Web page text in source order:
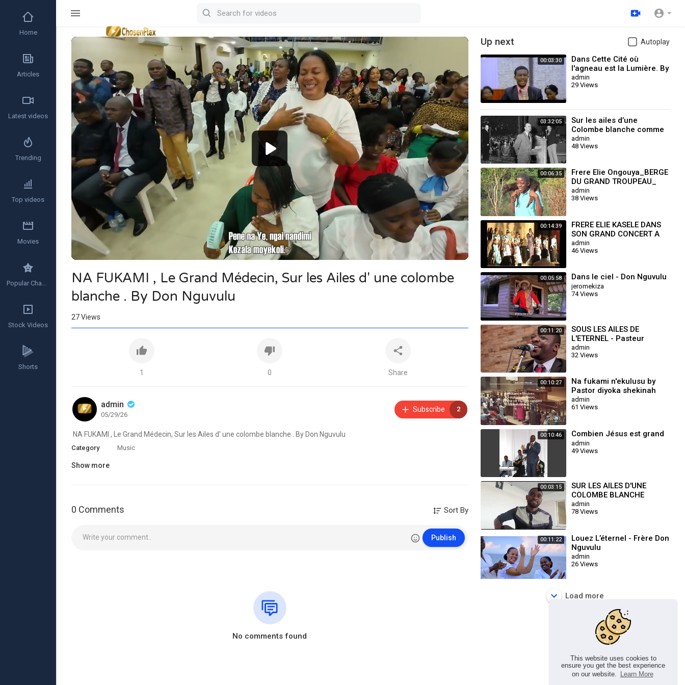
This website uses cookies to
ensure you get the best experience
on our website.
Learn More
Video
NA FUKAMI , Le Grand Médecin, Sur les Ailes d' une colombe
blanche . By Don Nguvulu
27Views
1 0 Share
admin
05/29/26
Subscribe 2
⁣ NA FUKAMI , Le Grand Médecin, Sur les Ailes d' une colombe blanche . By Don Nguvulu
Category Music
Show more
0 Comments Sort By
Publish
No comments found
Up next Autoplay
00:03:30
Dans Cette Cité où
l'agneau est la Lumière. By
Don Nguvulu
admin
29 Views
03:32:05
Sur les ailes d’une
Colombe blanche comme
la neige 28 -11-1965
William Marrion Branham
admin
48 Views
00:06:35
Frere Elie Ongouya_BERGE
DU GRAND TROUPEAU_
admin
38 Views
00:14:39
FRERE ELIE KASELE DANS
SON GRAND CONCERT A
LUBUMBASHI
admin
46 Views
00:05:58 Dans le ciel - Don Nguvulu
jeromekiza
74 Views
00:11:20
SOUS LES AILES DE
L'ETERNEL - Pasteur
Neville KANONO feat Isaac
BUKASA
admin
32 Views
00:10:27
Na fukami n'ekulusu by
Pastor diyoka shekinah
tabernacle
admin
61 Views
00:10:46 Combien Jésus est grand
admin
49 Views
00:03:15
SUR LES AILES D'UNE
COLOMBE BLANCHE
admin
78 Views
00:11:22
Louez L’éternel - Frère Don
Nguvulu
admin
26 Views
Load more
Home
Articles
Latest videos
Trending
Top videos
Movies
Popular Channels
Stock Videos
Shorts